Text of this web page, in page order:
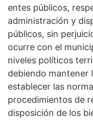
entes públicos,
administración y
públicos, sin
ocurre con el
niveles políticos
debiendo mantener
establecer las
procedimientos de
disposición de los